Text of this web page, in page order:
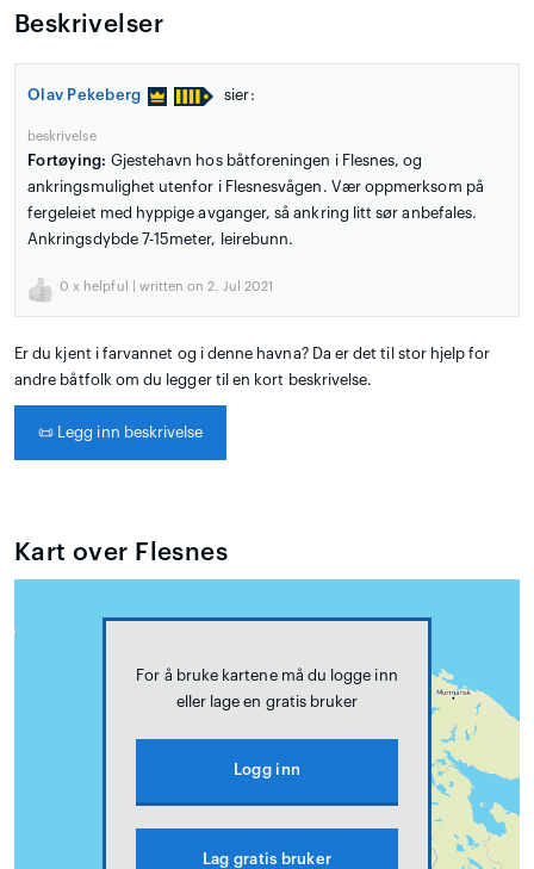
Beskrivelser
Olav Pekeberg sier:
beskrivelse
Fortøying: Gjestehavn hos båtforeningen i Flesnes, og
ankringsmulighet utenfor i Flesnesvågen. Vær oppmerksom på
fergeleiet med hyppige avganger, så ankring litt sør anbefales.
Ankringsdybde 7-15meter, leirebunn.
0 x helpful | written on 2. Jul 2021
Er du kjent i farvannet og i denne havna? Da er det til stor hjelp for
andre båtfolk om du legger til en kort beskrivelse.
📜 Legg inn beskrivelse
Kart over Flesnes
For å bruke kartene må du logge inn
eller lage en gratis bruker
Logg inn
Lag gratis bruker